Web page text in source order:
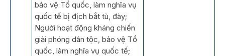
bảo vệ Tổ quốc, làm nghĩa vụ
quốc tế bị địch bắt tù, đày;
Người hoạt động kháng chiến
giải phóng dân tộc, bảo vệ Tổ
quốc, làm nghĩa vụ quốc tế;